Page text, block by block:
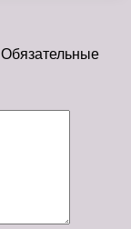
Обязательные